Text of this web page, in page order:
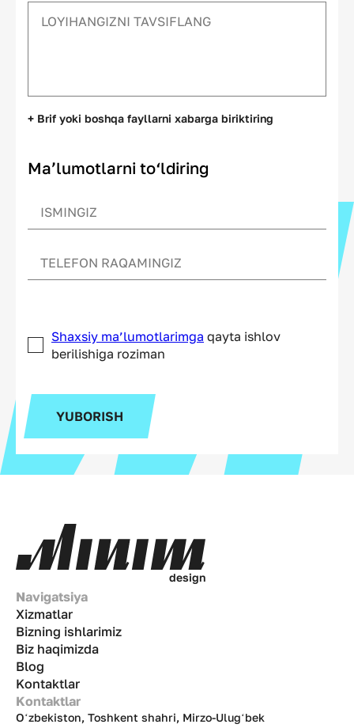
+ Brif yoki boshqa fayllarni xabarga biriktiring
Ma’lumotlarni to‘ldiring
Shaxsiy ma’lumotlarimga qayta ishlov
berilishiga roziman
YUBORISH
design
Navigatsiya
Xizmatlar
Bizning ishlarimiz
Biz haqimizda
Blog
Kontaktlar
Kontaktlar
Oʻzbekiston, Toshkent shahri, Mirzo-Ulugʻbek